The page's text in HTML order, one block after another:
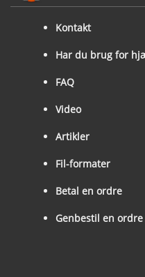
Kontakt
Har du brug for
FAQ
Video
Artikler
Fil-formater
Betal en ordre
Genbestil en ordre